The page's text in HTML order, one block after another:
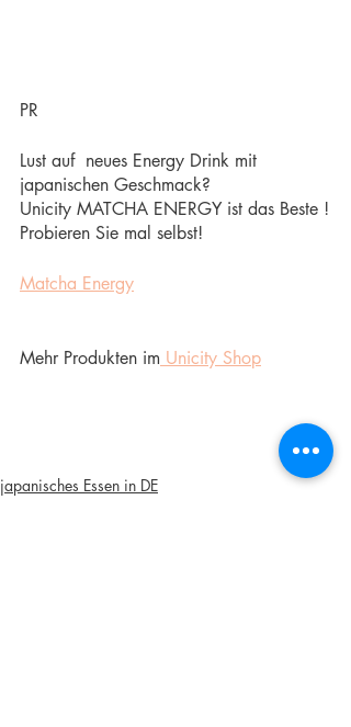
PR
Lust auf  neues Energy Drink mit
japanischen Geschmack?
Unicity MATCHA ENERGY ist das Beste !
Probieren Sie mal selbst!
Matcha Energy
Mehr Produkten im Unicity Shop
japanisches Essen in DE